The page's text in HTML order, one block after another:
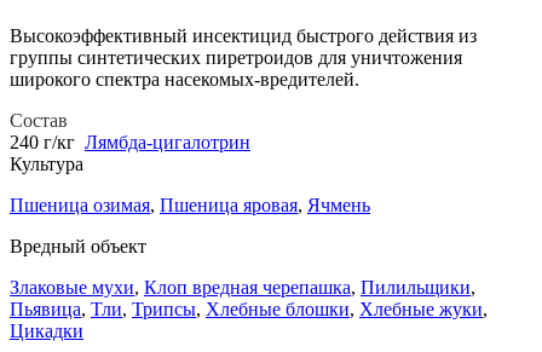
Высокоэффективный инсектицид быстрого действия из
группы синтетических пиретроидов для уничтожения
широкого спектра насекомых-вредителей.
Состав
240 г/кг Лямбда-цигалотрин
Культура
Пшеница озимая, Пшеница яровая, Ячмень
Вредный объект
Злаковые мухи, Клоп вредная черепашка, Пилильщики,
Пьявица, Тли, Трипсы, Хлебные блошки, Хлебные жуки,
Цикадки